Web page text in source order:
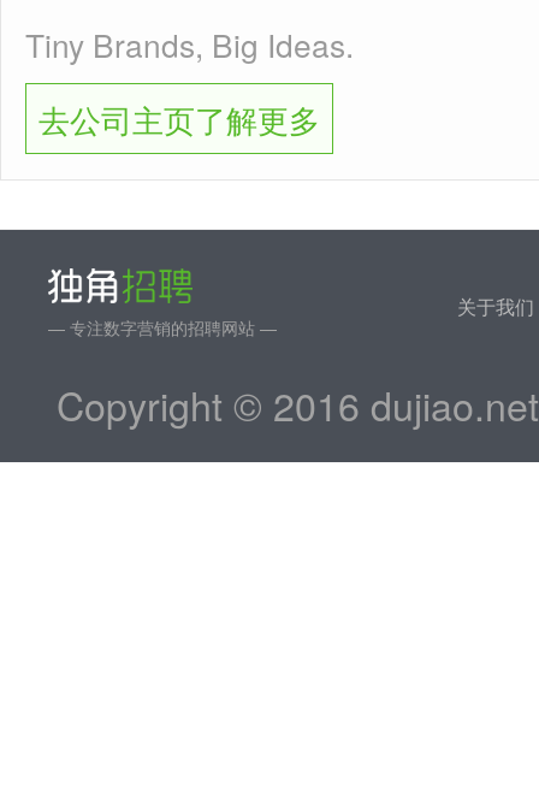
Tiny Brands, Big Ideas.
去公司主页了解更多
— 专注数字营销的招聘网站 —
关于我们
Copyright © 2016